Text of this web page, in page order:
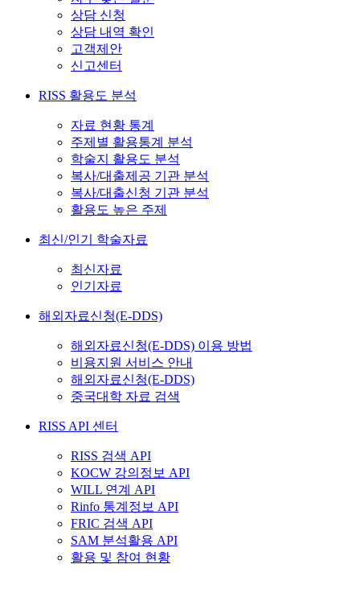
상담 신청
상담 내역 확인
고객제안
신고센터
RISS 활용도 분석
자료 현황 통계
주제별 활용통계 분석
학술지 활용도 분석
복사/대출제공 기관 분석
복사/대출신청 기관 분석
활용도 높은 주제
최신/인기 학술자료
최신자료
인기자료
해외자료신청(E-DDS)
해외자료신청(E-DDS) 이용 방법
비용지원 서비스 안내
해외자료신청(E-DDS)
중국대학 자료 검색
RISS API 센터
RISS 검색 API
KOCW 강의정보 API
WILL 연계 API
Rinfo 통계정보 API
FRIC 검색 API
SAM 분석활용 API
활용 및 참여 현황